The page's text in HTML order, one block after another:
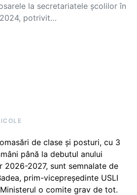
la secretariatele școlilor în
potrivit…
de clase și posturi, cu 3
până la debutul anului
2026-2027, sunt semnalate de
prim-vicepreședinte USLI
o comite grav de tot.